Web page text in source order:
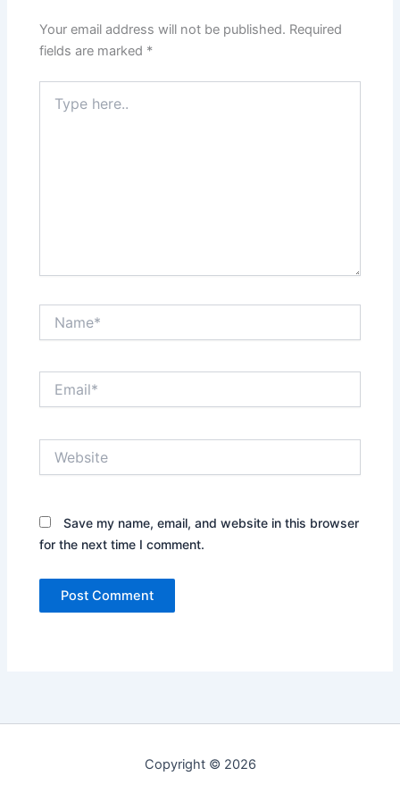
Your email address will not be published. Required
fields are marked *
here..
Save my name, email, and website in this browser
for the next time I comment.
Copyright © 2026